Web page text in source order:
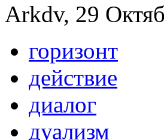
Arkdv, 29
горизонт
действие
диалог
дуализм